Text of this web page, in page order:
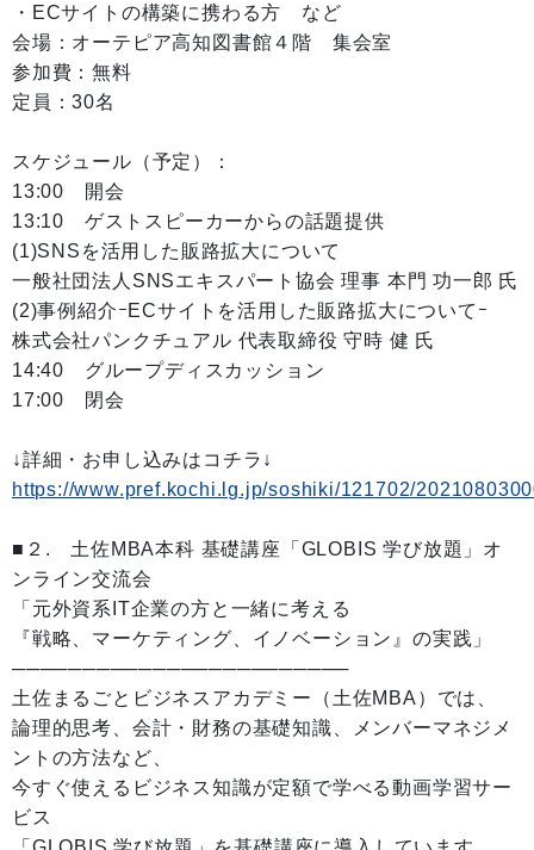
・ECサイトの構築に携わる方 など
会場：オーテピア高知図書館４階 集会室
参加費：無料
定員：30名
スケジュール（予定）：
13:00 開会
13:10 ゲストスピーカーからの話題提供
(1)SNSを活用した販路拡大について
一般社団法人SNSエキスパート協会 理事 本門 功一郎 氏
(2)事例紹介ｰECサイトを活用した販路拡大についてｰ
株式会社パンクチュアル 代表取締役 守時 健 氏
14:40 グループディスカッション
17:00 閉会
↓詳細・お申し込みはコチラ↓
https://www.pref.kochi.lg.jp/soshiki/121702/
■２. 土佐MBA本科 基礎講座「GLOBIS 学び放題」オ
ンライン交流会
「元外資系IT企業の方と一緒に考える
『戦略、マーケティング、イノベーション』の実践」
────────────────────────
土佐まるごとビジネスアカデミー（土佐MBA）では、
論理的思考、会計・財務の基礎知識、メンバーマネジメ
ントの方法など、
今すぐ使えるビジネス知識が定額で学べる動画学習サー
ビス